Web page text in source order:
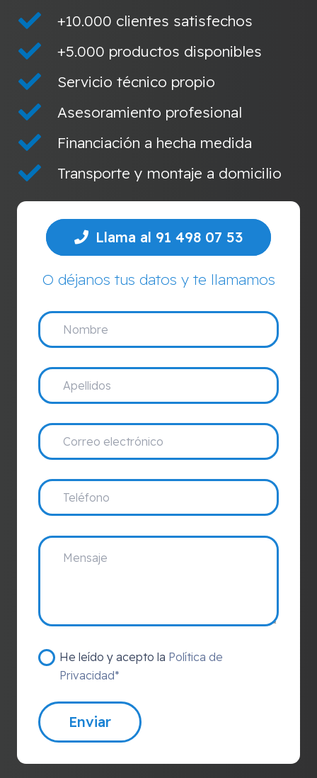
+10.000 clientes satisfechos
+5.000 productos disponibles
Servicio técnico propio
Asesoramiento profesional
Financiación a hecha medida
Transporte y montaje a domicilio
Llama al 91 498 07 53
O déjanos tus datos y te llamamos
He leído y acepto la Política de
Privacidad*